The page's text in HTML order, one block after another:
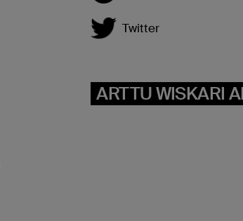
Twitter
ARTTU WISKARI